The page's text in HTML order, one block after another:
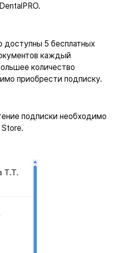
5 бесплатных
каждый
количество
приобрести подписку.
подписки необходимо